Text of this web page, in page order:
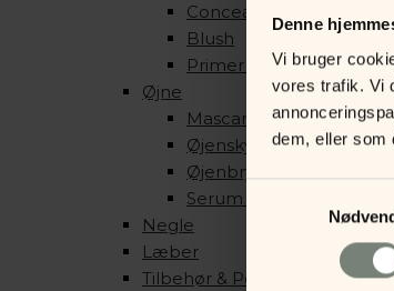
Denne
Vi bruger
vores trafik. Vi
dem, eller som
Concealer, Contour &
Blush
Primer & Setting Spray
Øjne
Mascara & Eyeliner
Øjenskygge
Øjenbryn
Serum & Primer
Negle
Læber
Tilbehør & Pensler